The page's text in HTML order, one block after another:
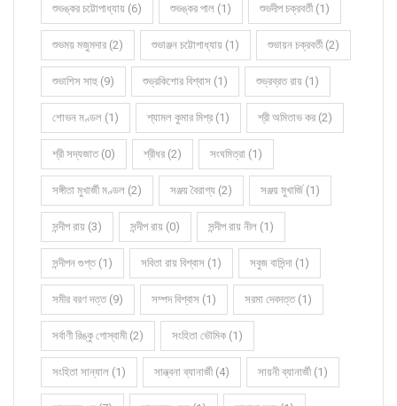
শুভঙ্কর চট্টোপাধ্যায় (6) শুভঙ্কর পাল (1) শুভদীপ চক্রবর্তী (1)
শুভময় মজুমদার (2) শুভাঞ্জন চট্টোপাধ্যায় (1) শুভায়ন চক্রবর্তী (2)
শুভাশিস সাহু (9) শুভ্রকিশোর বিশ্বাস (1) শুভ্রব্রত রায় (1)
শোভন মণ্ডল (1) শ্যামল কুমার মিশ্র (1) শ্রী অমিতাভ কর (2)
শ্রী সদ্যজাত (0) শ্রীধর (2) সংঘমিত্রা (1)
সঙ্গীতা মুখার্জী মণ্ডল (2) সঞ্জয় বৈরাগ্য (2) সঞ্জয় মুখার্জি (1)
সন্দীপ রায় (3) সন্দীপ রায় (0) সন্দীপ রায় নীল (1)
সন্দীপন গুপ্ত (1) সবিতা রায় বিশ্বাস (1) সবুজ বাসিন্দা (1)
সমীর বরণ দত্ত (9) সম্পদ বিশ্বাস (1) সরমা দেবদত্ত (1)
সর্বাণী রিঙ্কু গোস্বামী (2) সংহিতা ভৌমিক (1)
সংহিতা সান্যাল (1) সান্ত্বনা ব্যানার্জী (4) সায়নী ব্যানার্জী (1)